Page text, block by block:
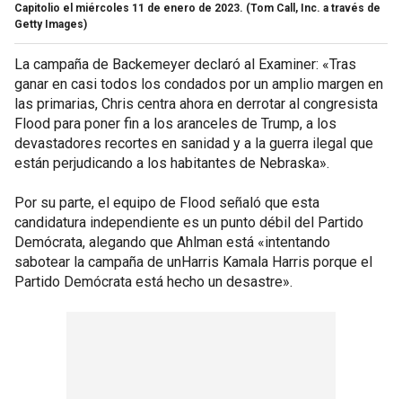
Capitolio el miércoles 11 de enero de 2023. (Tom Call, Inc. a través de
Getty Images)
La campaña de Backemeyer declaró al Examiner: «Tras
ganar en casi todos los condados por un amplio margen en
las primarias, Chris centra ahora en derrotar al congresista
Flood para poner fin a los aranceles de Trump, a los
devastadores recortes en sanidad y a la guerra ilegal que
están perjudicando a los habitantes de Nebraska».
Por su parte, el equipo de Flood señaló que esta
candidatura independiente es un punto débil del Partido
Demócrata, alegando que Ahlman está «intentando
sabotear la campaña de unHarris Kamala Harris porque el
Partido Demócrata está hecho un desastre».